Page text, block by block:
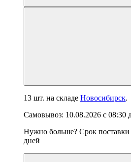
13 шт. на складе Новосибирск.
Самовывоз: 10.08.2026 с 08:30
Нужно больше? Срок поставки
дней